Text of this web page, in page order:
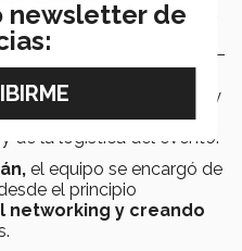
junto a cuatro de los ponentes.
de Ingeniería Industrial y
se encargó del proceso
de la logística del evento.
el equipo se encargó de
el principio
networking y creando
newsletter de